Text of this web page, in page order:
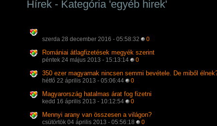
Hírek - Kategória 'egyéb hirek'
szerda 28 december 2016 - 05:58:32 0
Romániai átlagfizetések megyék szerint
péntek 24 május 2013 - 15:13:14 0
350 ezer magyarnak nincsen semmi bevétele. De miből
hétfő 22 április 2013 - 05:06:44 0
Magyarország hatalmas árat fog fizetni
kedd 16 április 2013 - 10:12:54 0
Mennyi arany van összesen a világon?
csütörtök 04 április 2013 - 05:56:18 0